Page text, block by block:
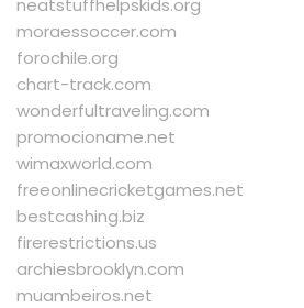
moraessoccer.com
forochile.org
chart-track.com
wonderfultraveling.com
promocioname.net
wimaxworld.com
freeonlinecricketgames.net
bestcashing.biz
firerestrictions.us
archiesbrooklyn.com
muambeiros.net